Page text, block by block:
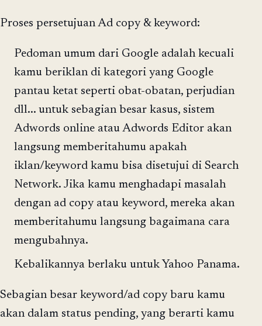
Proses persetujuan Ad copy & keyword:
Pedoman umum dari Google adalah kecuali
kamu beriklan di kategori yang Google
pantau ketat seperti obat-obatan, perjudian
dll... untuk sebagian besar kasus, sistem
Adwords online atau Adwords Editor akan
langsung memberitahumu apakah
iklan/keyword kamu bisa disetujui di Search
Network. Jika kamu menghadapi masalah
dengan ad copy atau keyword, mereka akan
memberitahumu langsung bagaimana cara
mengubahnya.
Kebalikannya berlaku untuk Yahoo Panama.
Sebagian besar keyword/ad copy baru kamu
akan dalam status pending, yang berarti kamu